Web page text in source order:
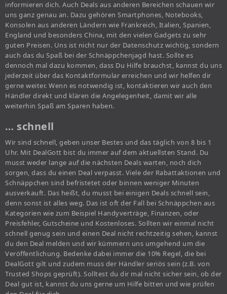
informieren dich. Auch Deals aus anderen Bereichen schauen wir
uns ganz genau an. Dazu gehören Smartphones, Notebooks,
Konsolen aus anderen Ländern wie Frankreich, Italien, Spanien,
England und besonders China, mit den vielen Gadgets zu sehr
guten Preisen. Uns ist nicht nur der Datenschutz wichtig, sondern
auch das du Spaß bei der Schnäppchenjagd hast. Sollte es
dennoch mal dazu kommen, dass Du Hilfe brauchst, kannst du uns
jederzeit über das Kontaktformular erreichen und wir helfen dir
gerne weiter. Wenn es notwendig ist, kontaktieren wir auch den
Händler direkt und klären die Angelegenheit, damit wir alle
weiterhin Spaß am Sparen haben.
… schnell
Wir sind schnell, geben unser Bestes und das täglich von 8 bis 1
Uhr. Mit DealGott bist du immer auf dem aktuellsten Stand. Du
musst weder lange auf die nächsten Deals warten, noch dich
sorgen, dass du einen Deal verpasst. Viele der Rabattaktionen und
Schnäppchen sind befristetet oder binnen weniger Minuten
ausverkauft. Das heißt, du musst bei einigen Deals schnell sein,
denn sonst ist alles weg. Das ist oft der Fall bei Schnäppchen aus
Kategorien wie zum Beispiel Handyverträge, Finanzen, oder
Preisfehler, Gutscheine und Kostenloses. Sollten wir einmal nicht
schnell genug sein und einen Deal nicht rechtzeitig sehen, kannst
du den Deal melden und wir kümmern uns umgehend um die
Veröffentlichung. Bedenke dabei immer die 10% Regel, die bei
DealGott gilt und zudem muss der Händler seriös sein (z.B. von
Trusted Shops geprüft). Solltest du dir mal nicht sicher sein, ob der
Deal gut ist, kannst du uns gerne um Hilfe bitten und wie prüfen